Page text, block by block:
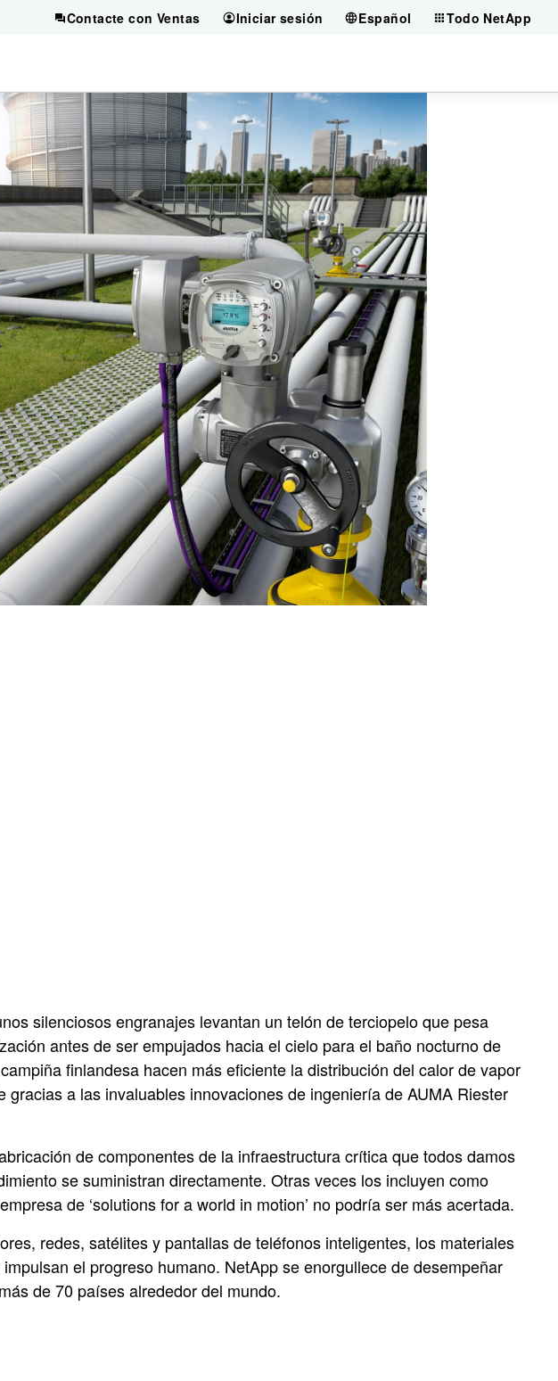
Contacte con Ventas Iniciar sesión Español Todo NetApp
silenciosos engranajes levantan un telón de terciopelo que pesa
antes de ser empujados hacia el cielo para el baño nocturno de
finlandesa hacen más eficiente la distribución del calor de vapor
a las invaluables innovaciones de ingeniería de AUMA Riester
de componentes de la infraestructura crítica que todos damos
se suministran directamente. Otras veces los incluyen como
de ‘solutions for a world in motion’ no podría ser más acertada.
redes, satélites y pantallas de teléfonos inteligentes, los materiales
el progreso humano. NetApp se enorgullece de desempeñar
de 70 países alrededor del mundo.